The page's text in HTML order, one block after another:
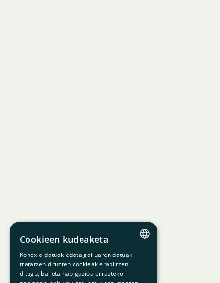
CATALAN
SPANISH
Cookieen kudeaketa
Konexio-datuak edota gailuaren datuak
tratatzen dituzten cookieak erabiltzen
ditugu, bai eta nabigazioa errazteko